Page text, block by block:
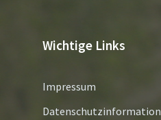
Wichtige Links
Impressum
Datenschutzinformation